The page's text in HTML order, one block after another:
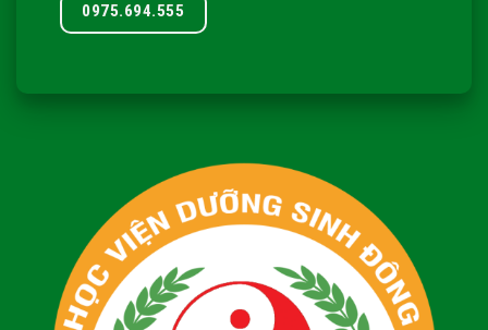
0975.694.555